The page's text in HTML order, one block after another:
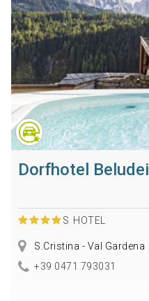
Dorfhotel Beludei
S HOTEL
S.Cristina - Val Gardena
+39 0471 793031